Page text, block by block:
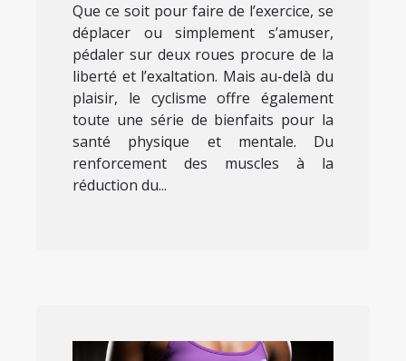
Que ce soit pour faire de l’exercice, se
déplacer ou simplement s’amuser,
pédaler sur deux roues procure de la
liberté et l’exaltation. Mais au-delà du
plaisir, le cyclisme offre également
toute une série de bienfaits pour la
santé physique et mentale. Du
renforcement des muscles à la
réduction du...